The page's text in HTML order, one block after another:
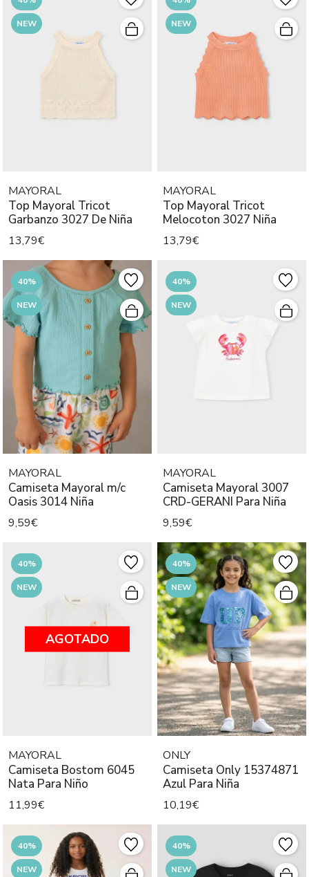
NEW
MAYORAL
Top Mayoral Tricot
Garbanzo 3027 De Niña
13,79€
NEW
MAYORAL
Top Mayoral Tricot
Melocoton 3027 Niña
13,79€
40%
NEW
MAYORAL
Camiseta Mayoral m/c
Oasis 3014 Niña
9,59€
40%
NEW
MAYORAL
Camiseta Mayoral 3007
CRD-GERANI Para Niña
9,59€
40%
NEW
AGOTADO
MAYORAL
Camiseta Bostom 6045
Nata Para Niño
11,99€
40%
NEW
ONLY
Camiseta Only 15374871
Azul Para Niña
10,19€
40%
NEW
40%
NEW